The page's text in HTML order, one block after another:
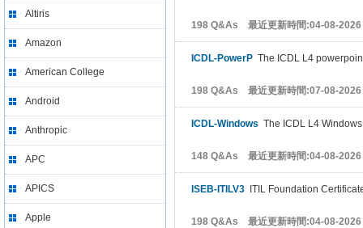
Altiris
Amazon
American College
Android
Anthropic
APC
APICS
Apple
198 Q&As 最近更新時間:04-08-2026
ICDL-PowerP The ICDL L4
198 Q&As 最近更新時間:07-08-2026
ICDL-Windows The ICDL L4
148 Q&As 最近更新時間:04-08-2026
ISEB-ITILV3 ITIL Foundation
198 Q&As 最近更新時間:04-08-2026